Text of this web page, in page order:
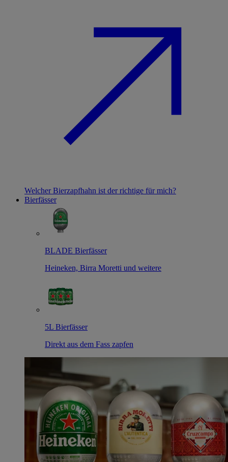
Welcher Bierzapfhahn ist der richtige für mich?
Bierfässer
BLADE Bierfässer
Heineken, Birra Moretti und weitere
5L Bierfässer
Direkt aus dem Fass zapfen